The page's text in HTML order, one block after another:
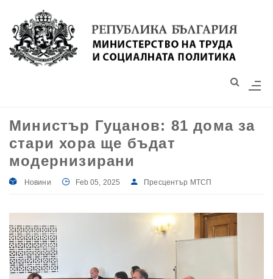
Моля,
обърнете
със
система
Министър Гуцанов: 81 дома за
стари хора ще бъдат
модернизирани
Новини Feb 05, 2025 Пресцентър МТСП